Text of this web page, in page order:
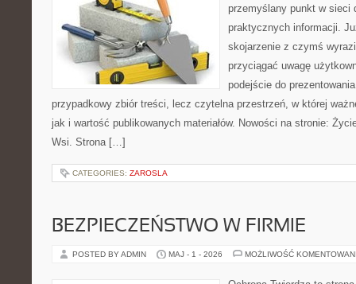
przemyślany punkt w sieci
praktycznych informacji.
skojarzenie z czymś
przyciągać uwagę
podejście do
przypadkowy zbiór treści, lecz czytelna przestrzeń, w której
jak i wartość publikowanych materiałów. Nowości na stronie:
Wsi. Strona […]
CATEGORIES: ZAROSLA
BEZPIECZEŃSTWO W FIRMIE
POSTED BY ADMIN MAJ - 1 - 2026 MOŻLIWOŚĆ